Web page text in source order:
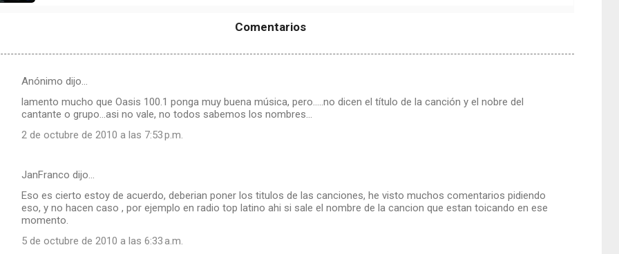
Comentarios
Anónimo dijo…
lamento mucho que Oasis 100.1 ponga muy buena música, pero.....no dicen el título de la canción y el nobre del
cantante o grupo...asi no vale, no todos sabemos los nombres...
2 de octubre de 2010 a las 7:53 p.m.
JanFranco dijo…
Eso es cierto estoy de acuerdo, deberian poner los titulos de las canciones, he visto muchos comentarios pidiendo
eso, y no hacen caso , por ejemplo en radio top latino ahi si sale el nombre de la cancion que estan toicando en ese
momento.
5 de octubre de 2010 a las 6:33 a.m.